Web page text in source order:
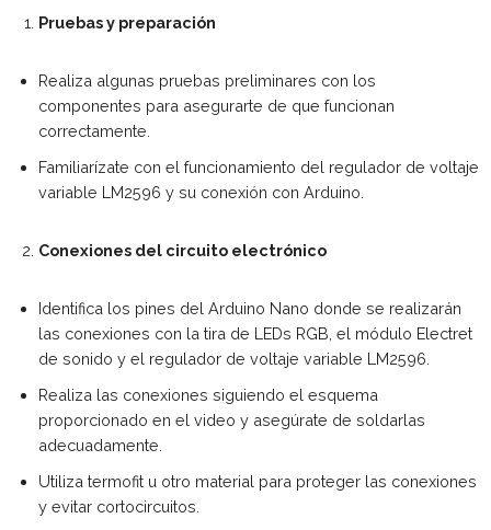
Pruebas y preparación
Realiza algunas pruebas preliminares con los
componentes para asegurarte de que funcionan
correctamente.
Familiarízate con el funcionamiento del regulador de voltaje
variable LM2596 y su conexión con Arduino.
Conexiones del circuito electrónico
Identifica los pines del Arduino Nano donde se realizarán
las conexiones con la tira de LEDs RGB, el módulo Electret
de sonido y el regulador de voltaje variable LM2596.
Realiza las conexiones siguiendo el esquema
proporcionado en el video y asegúrate de soldarlas
adecuadamente.
Utiliza termofit u otro material para proteger las conexiones
y evitar cortocircuitos.